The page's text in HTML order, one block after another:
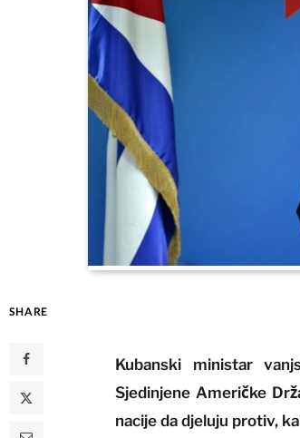
SHARE
Kubanski ministar
Sjedinjene Američke
nacije da djeluju protiv,